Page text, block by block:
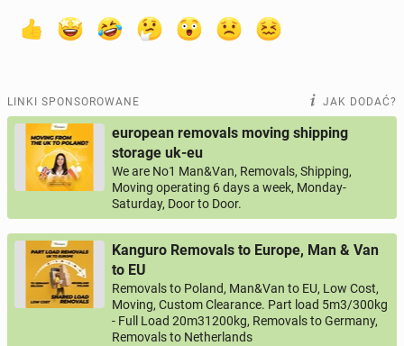
LINKI SPONSOROWANE JAK DODAĆ?
european removals moving shipping
storage uk-eu
We are No1 Man&Van, Removals, Shipping,
Moving operating 6 days a week, Monday-
Saturday, Door to Door.
Kanguro Removals to Europe, Man & Van
to EU
Removals to Poland, Man&Van to EU, Low Cost,
Moving, Custom Clearance. Part load 5m3/300kg
- Full Load 20m31200kg, Removals to Germany,
Removals to Netherlands